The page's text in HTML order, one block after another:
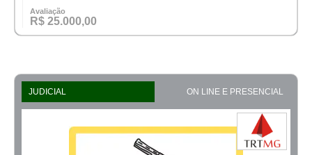
Avaliação
R$ 25.000,00
JUDICIAL ON LINE E PRESENCIAL